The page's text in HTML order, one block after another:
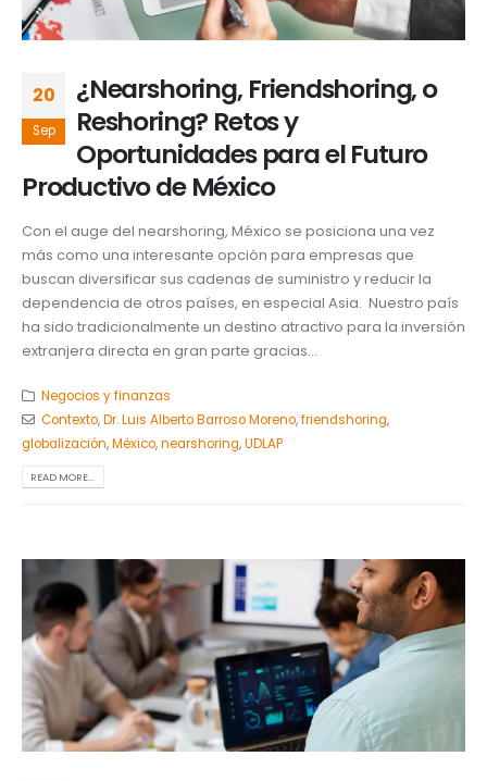
20
Sep
¿Nearshoring, Friendshoring, o
Reshoring? Retos y
Oportunidades para el Futuro
Productivo de México
Con el auge del nearshoring, México se posiciona una vez
más como una interesante opción para empresas que
buscan diversificar sus cadenas de suministro y reducir la
dependencia de otros países, en especial Asia. Nuestro país
ha sido tradicionalmente un destino atractivo para la inversión
extranjera directa en gran parte gracias...
Negocios y finanzas
Contexto,Dr. Luis Alberto Barroso Moreno,friendshoring,
globalización,México,nearshoring,UDLAP
READ MORE...